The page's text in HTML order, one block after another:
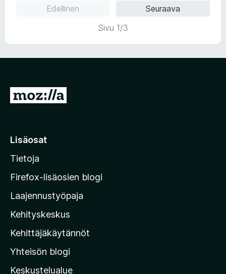
Edellinen
Seuraava
Sivu 1/3
S
r
y
M
z
i
l
a
n
Lisäosat
Tietoja
Firefox-lisäosien blogi
Laajennustyöpaja
Kehityskeskus
Kehittäjäkäytännöt
Yhteisön blogi
Keskustelualue